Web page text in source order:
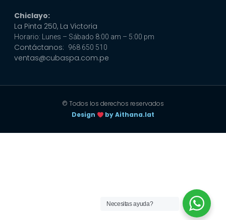
Chiclayo:
La Pinta 250, La Victoria
Horario: Lunes – Sábado 8:00 am – 5:00 pm
Contáctanos: 968 650 510
ventas@cubaspa.com.pe
© Todos los derechos reservados
Design
by Aithana.lat
Necesitas ayuda?